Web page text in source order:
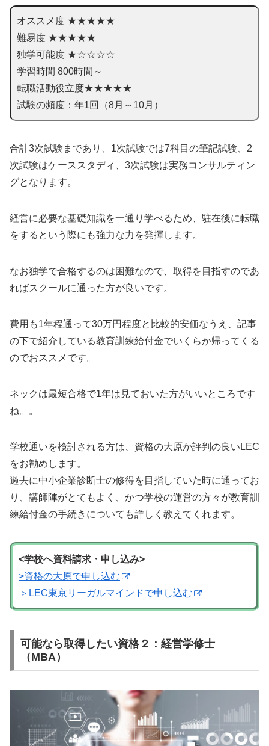
オススメ度 ★★★★★
難易度 ★★★★★
独学可能度 ★☆☆☆☆
学習時間 800時間～
転職活動役立度★★★★★
試験の頻度：年1回（8月～10月）
合計3次試験まであり、1次試験では7科目の筆記試験、2
次試験はケーススタディ、3次試験は実務コンサルティン
グとなります。
経営に必要な基礎知識を一通り学べるため、駐在後に転職
をするという際にも強力な力を発揮します。
なお独学で合格するのは困難なので、取得を目指すのであ
ればスクールに通った方が良いです。
費用も1年程通って30万円程度と比較的安価なうえ、記事
の下で紹介している教育訓練給付金でいくらか帰ってくる
のでおススメです。
ネックは最短合格で1年は見ておいた方がいいところです
ね。。
学校通いを検討される方は、資格の大原か評判の良いLEC
をお勧めします。
過去に中小企業診断士の修得を目指していた時に通ってお
り、講師陣がとてもよく、かつ学校の運営の方々が教育訓
練給付金の手続きについても詳しく教えてくれます。
<学校へ資料請求・申し込み>
>資格の大原で申し込む
＞LEC東京リーガルマインドで申し込む
可能なら取得したい資格２：経営学修士
（MBA）